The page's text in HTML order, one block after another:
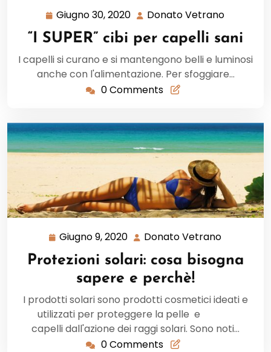
Giugno 30, 2020 Giugno
2020
Donato Vetrano
Vetrano
“I SUPER” cibi per capelli sani
I capelli si curano e si mantengono belli e luminosi
anche con l'alimentazione. Per sfoggiare…
0 Comments
Giugno 9, 2020 Giugno
2020
Donato Vetrano
Protezioni solari: cosa bisogna
sapere e perchè!
I prodotti solari sono prodotti cosmetici ideati e
utilizzati per proteggere la pelle e
capelli dall'azione dei raggi solari. Sono noti…
0 Comments